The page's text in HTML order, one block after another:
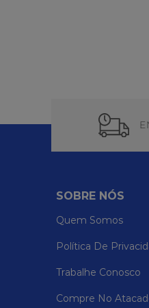
SOBRE NÓS
Quem Somos
Política De
Trabalhe Conosco
Compre No